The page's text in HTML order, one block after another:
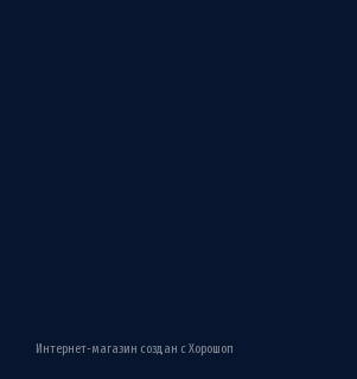
Интернет-магазин создан с Хорошоп